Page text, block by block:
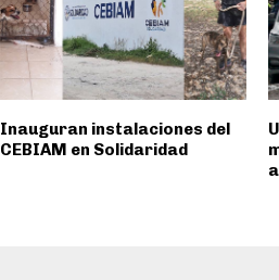
Inauguran instalaciones del
CEBIAM en Solidaridad